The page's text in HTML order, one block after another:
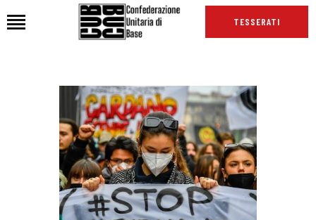
TESSERATI
HOME
CHI SIAMO
SEDI
NEWS
PODCAST CUB
TG CUB